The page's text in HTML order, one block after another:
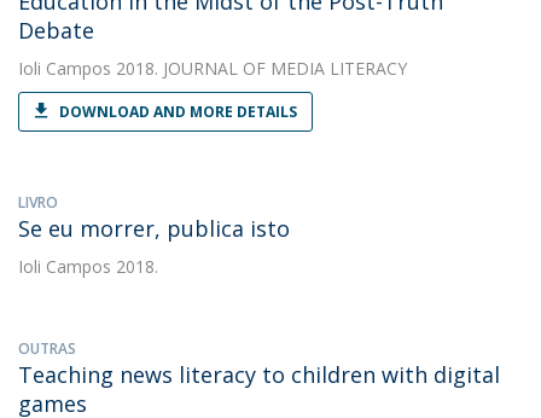
Debate
Ioli Campos 2018. JOURNAL OF MEDIA LITERACY
DOWNLOAD AND MORE DETAILS
LIVRO
Se eu morrer, publica isto
Ioli Campos 2018.
OUTRAS
Teaching news literacy to children with digital
games